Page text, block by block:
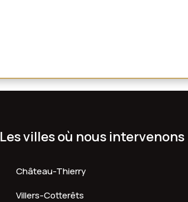
Les villes où nous intervenons
Château-Thierry
Villers-Cotterêts